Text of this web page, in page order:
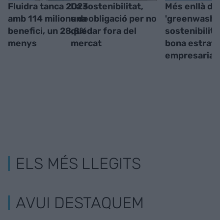
Fluidra tanca 2023
amb 114 milions de
benefici, un 28,8%
menys
La sostenibilitat,
una obligació per no
quedar fora del
mercat
Més enllà del
bona
empresarial
ELS MÉS LLEGITS
AVUI DESTAQUEM